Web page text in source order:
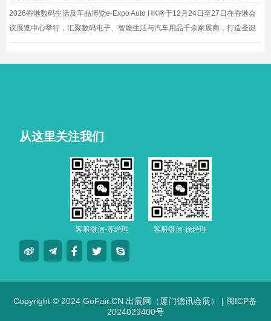
2026香港数码生活及车品博览e-Expo Auto HK将于12月24日至27日在香港会
议展览中心举行，汇聚数码电子、智能生活与汽车用品千余家展商，打造圣诞
黄金档科技车品一站式采购盛会，欢迎观众与买家到场体验交流，共赴年度科
从这里关注我们
客服微信-苏经理 客服微信-徐经理
Copyright © 2024 GoFair.CN 出展网（厦门德讯会展） | 闽ICP备
2024029400号